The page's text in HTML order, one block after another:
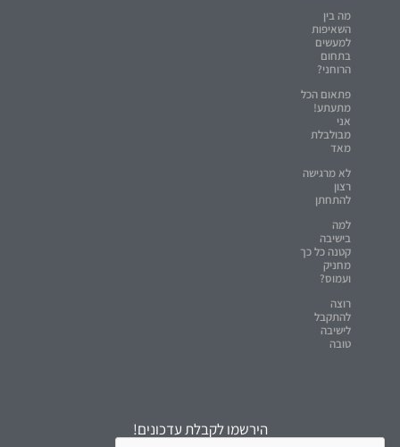
מה בין
השאיפות
למעשים
בתחום
הרוחני?
פתאום הכל
מתעתע!
אני
מבולבלת
מאד
לא מרגישה
רצון
להתחתן
למה
בישיבה
קטנה כל כך
מחניק
ועמוס?
רוצה
להתקבל
לישיבה
טובה
הירשמו לקבלת עדכונים!